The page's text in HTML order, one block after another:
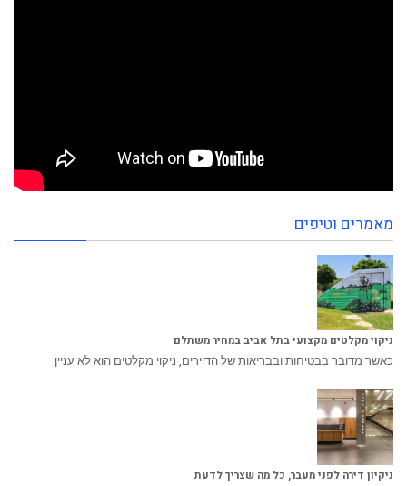
מאמרים וטיפים
ניקוי מקלטים מקצועי בתל אביב במחיר משתלם
כאשר מדובר בבטיחות ובבריאות של הדיירים, ניקוי מקלטים הוא לא עניין
ניקיון דירה לפני מעבר, כל מה שצריך לדעת